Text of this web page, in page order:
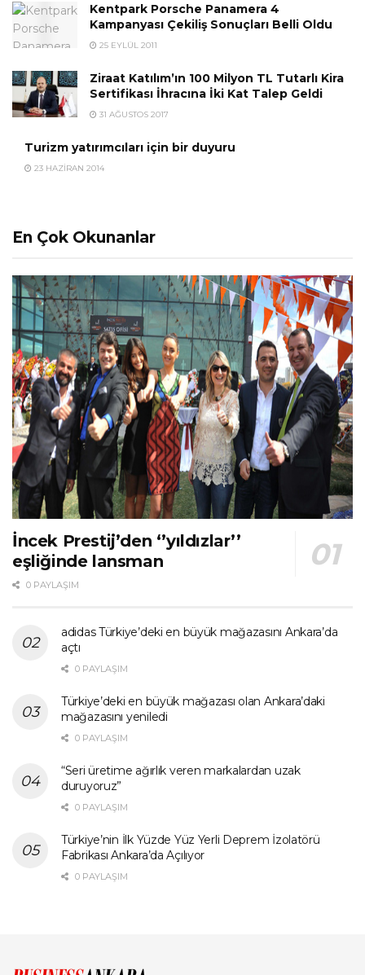
Kentpark Porsche Panamera 4
Kampanyası Çekiliş Sonuçları Belli Oldu
25 EYLÜL 2011
Ziraat Katılım’ın 100 Milyon TL Tutarlı Kira
Sertifikası İhracına İki Kat Talep Geldi
31 AĞUSTOS 2017
Turizm yatırımcıları için bir duyuru
23 HAZIRAN 2014
En Çok Okunanlar
İncek Prestij’den ‘’yıldızlar’’
eşliğinde lansman
0 PAYLAŞIM
adidas Türkiye’deki en büyük mağazasını Ankara’da
açtı
0 PAYLAŞIM
Türkiye’deki en büyük mağazası olan Ankara’daki
mağazasını yeniledi
0 PAYLAŞIM
“Seri üretime ağırlık veren markalardan uzak
duruyoruz”
0 PAYLAŞIM
Türkiye’nin İlk Yüzde Yüz Yerli Deprem İzolatörü
Fabrikası Ankara’da Açılıyor
0 PAYLAŞIM